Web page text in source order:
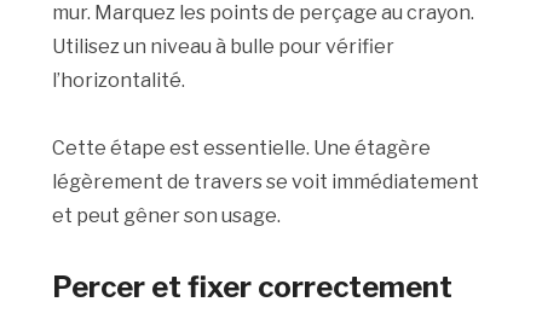
mur. Marquez les points de perçage au crayon.
Utilisez un niveau à bulle pour vérifier
l’horizontalité.
Cette étape est essentielle. Une étagère
légèrement de travers se voit immédiatement
et peut gêner son usage.
Percer et fixer correctement